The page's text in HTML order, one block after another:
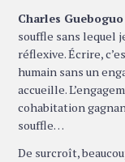
Charles
souffle sans lequel
réflexive. Écrire,
humain sans un
accueille.
cohabitation
souffle…
De surcroît,